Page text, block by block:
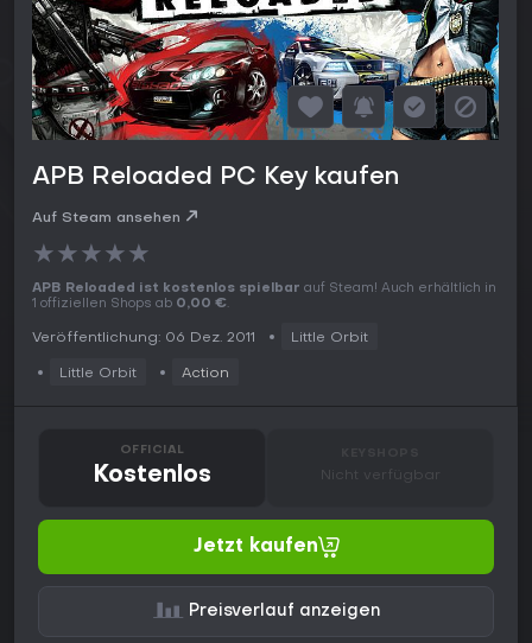
APB Reloaded PC Key kaufen
Auf Steam ansehen
★★★★★
APB Reloaded ist kostenlos spielbar auf Steam! Auch erhältlich in
1 offiziellen Shops ab 0,00 €.
Veröffentlichung: 06 Dez. 2011 Little Orbit
Little Orbit Action
OFFICIAL
Kostenlos Nicht verfügbar
Jetzt kaufen
Preisverlauf anzeigen